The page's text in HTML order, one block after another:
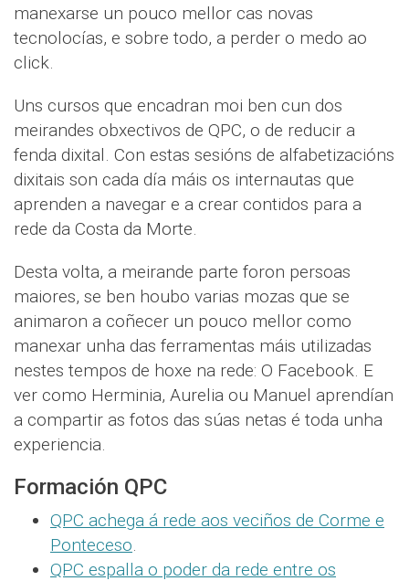
manexarse un pouco mellor cas novas
tecnolocías, e sobre todo, a perder o medo ao
click.
Uns cursos que encadran moi ben cun dos
meirandes obxectivos de QPC, o de reducir a
fenda dixital. Con estas sesións de alfabetizacións
dixitais son cada día máis os internautas que
aprenden a navegar e a crear contidos para a
rede da Costa da Morte.
Desta volta, a meirande parte foron persoas
maiores, se ben houbo varias mozas que se
animaron a coñecer un pouco mellor como
manexar unha das ferramentas máis utilizadas
nestes tempos de hoxe na rede: O Facebook. E
ver como Herminia, Aurelia ou Manuel aprendían
a compartir as fotos das súas netas é toda unha
experiencia.
Formación QPC
QPC achega á rede aos veciños de Corme e
Ponteceso.
QPC espalla o poder da rede entre os